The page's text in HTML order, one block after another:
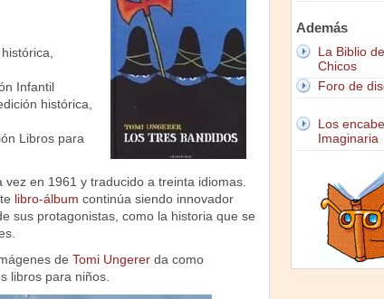
Infantil
histórica,
Libros para
en 1961 y traducido a treinta idiomas.
libro-álbum continúa siendo innovador
sus protagonistas, como la historia que se
de Tomi Ungererda como
libros para niños.
Además
La Biblio
Chicos
Foro de
Los
Imaginaria